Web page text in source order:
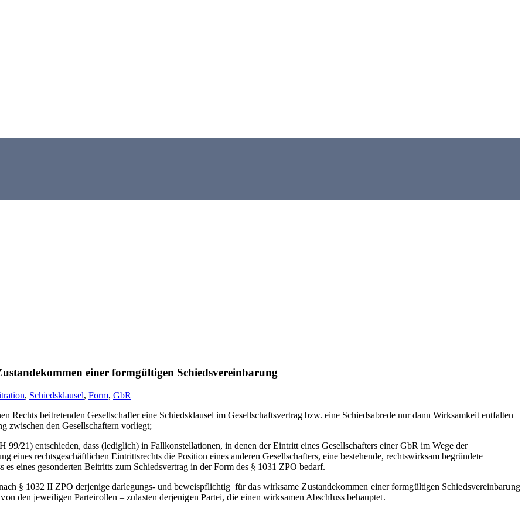
einer formgültigen Schiedsvereinbarung
, Schiedsklausel, Form, GbR
Rechts beitretenden Gesellschafter eine Schiedsklausel im Gesellschaftsvertrag bzw. eine Schiedsabrede nur dann Wirksamkeit entfalten
zwischen den Gesellschaftern vorliegt;
21) entschieden, dass (lediglich) in Fallkonstellationen, in denen der Eintritt eines Gesellschafters einer GbR im Wege der
eines rechtsgeschäftlichen Eintrittsrechts die Position eines anderen Gesellschafters, eine bestehende, rechtswirksam begründete
es eines gesonderten Beitritts zum Schiedsvertrag in der Form des § 1031 ZPO bedarf.
§ 1032 II ZPO derjenige darlegungs- und beweispflichtig für das wirksame Zustandekommen einer formgültigen Schiedsvereinbarung
den jeweiligen Parteirollen – zulasten derjenigen Partei, die einen wirksamen Abschluss behauptet.